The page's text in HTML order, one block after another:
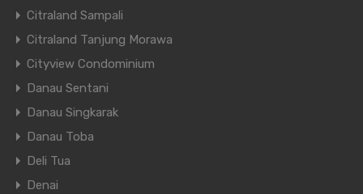
Citraland Sampali
Citraland Tanjung Morawa
Cityview Condominium
Danau Sentani
Danau Singkarak
Danau Toba
Deli Tua
Denai